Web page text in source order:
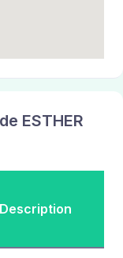
ESTHER
Description